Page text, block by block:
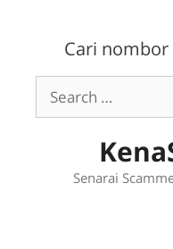
Cari
Search
for:
Senarai